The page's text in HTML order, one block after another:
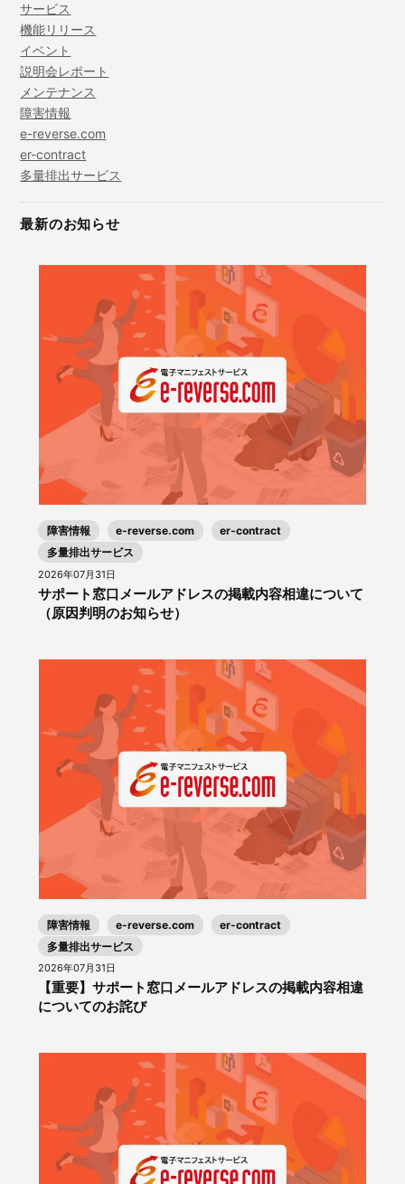
サービス
機能リリース
イベント
説明会レポート
メンテナンス
障害情報
e-reverse.com
er-contract
多量排出サービス
最新のお知らせ
障害情報 e-reverse.com
er-contract
多量排出サービス
2026年07月31日
サポート窓口メールアドレスの掲載内容相違について
（原因判明のお知らせ）
障害情報 e-reverse.com
er-contract
多量排出サービス
2026年07月31日
【重要】サポート窓口メールアドレスの掲載内容相違
についてのお詫び